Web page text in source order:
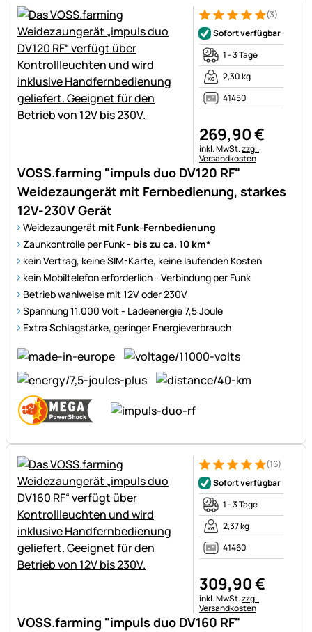
VOSS.farming "impuls duo DV120 RF"
Weidezaungerät mit Fernbedienung, starkes
12V-230V Gerät
Weidezaungerät mit Funk-Fernbedienung
Zaunkontrolle per Funk - bis zu ca. 10 km*
kein Vertrag, keine SIM-Karte, keine laufenden Kosten
kein Mobiltelefon erforderlich - Verbindung per Funk
Betrieb wahlweise mit 12V oder 230V
Spannung 11.000 Volt - Ladeenergie 7,5 Joule
Extra Schlagstärke, geringer Energieverbrauch
Bewertung: 5 von 5 (3
3 Bewertungen
(3)
Sofort verfügbar
1 - 3 Tage
2,30 kg
41450
269,90€
Steuerhinweis:
inkl. MwSt.zzgl.
Versandkosten
VOSS.farming "impuls duo DV160 RF"
Bewertung: 5 von 5 (16
16 Bewertungen (16)
Sofort verfügbar
1 - 3 Tage
2,37 kg
41460
309,90€
Steuerhinweis:
inkl. MwSt.zzgl.
Versandkosten